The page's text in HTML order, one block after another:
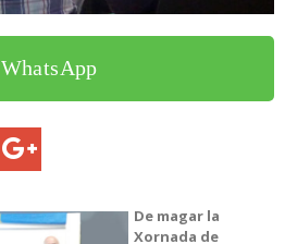
De magar la
Xornada de